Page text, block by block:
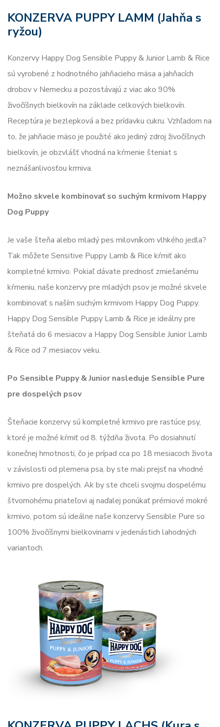
KONZERVA PUPPY LAMM (Jahňa s
ryžou)
Konzervy Happy Dog Sensible Puppy & Junior Lamb & Rice
sú vyrobené z hodnotného jahňacieho mäsa a jahňacích
drobov v Nemecku a pozostávajú z viac ako 90%
živočíšnych bielkovín na základe celkových bielkovín.
Receptúra ​​je bezlepková a bez prídavku cukru. Vzhľadom na
to, že jahňacie mäso je použité ako jediný zdroj živočíšnych
bielkovín, je obzvlášť vhodná na kŕmenie šteniat s
neznášanlivosťou krmiva.
Možno skvele kombinovať so suchým krmivom Happy
Dog Puppy
Je vaše šteňa alebo mladý pes milovníkom vlhkého jedla?
Tak môžete Sensitive Puppy Lamb & Rice kŕmiť ako
kompletné krmivo. Pokiaľ dávate prednosť zmiešanému
kŕmeniu, naše konzervy pre mladých psov je možné skvele
kombinovať s naším suchým krmivom Happy Dog Puppy.
Happy Dog Sensible Puppy Lamb & Rice je ideálny pre
šteňatá do 6 mesiacov a Happy Dog Sensible Junior Lamb
& Rice od 7 mesiacov veku.
Po Sensible Puppy & Junior nasleduje Sensible Pure
pre dospelých psov
Šteňacie konzervy sú kompletné krmivo pre rastúce psy,
ktoré je možné kŕmiť od 8. týždňa života. Po dosiahnutí
konečnej hmotnosti, čo je prípad cca po 18 mesiacoch života
v závislosti od plemena psa, by ste mali prejsť na vhodné
krmivo pre dospelých. Ak by ste chceli svojmu dospelému
štvornohému priateľovi aj naďalej ponúkať prémiové mokré
krmivo, potom sú ideálne naše konzervy Sensible Pure so
100% živočíšnymi bielkovinami v jedenástich lahodných
variantoch.